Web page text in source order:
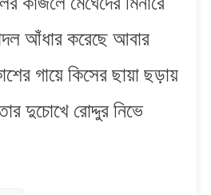
আঁধার করেছে আবার
গায়ে কিসের ছায়া ছ​ড়ায়
দুচোখে রোদ্দুর নিভে